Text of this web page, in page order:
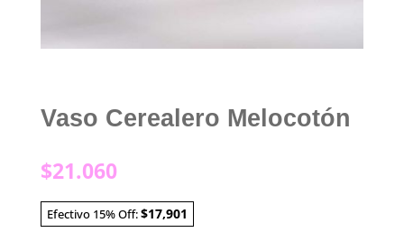
Vaso Cerealero Melocotón
$21.060
Efectivo 15% Off:$17,901